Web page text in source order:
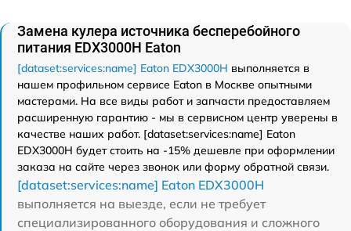
Замена кулера источника бесперебойного
питания EDX3000H Eaton
[dataset:services:name] Eaton EDX3000H выполняется в
нашем профильном сервисе Eaton в Москве опытными
мастерами. На все виды работ и запчасти предоставляем
расширенную гарантию - мы в сервисном центр уверены в
качестве наших работ. [dataset:services:name] Eaton
EDX3000H будет стоить на -15% дешевле при оформлении
заказа на сайте через звонок или форму обратной связи.
[dataset:services:name] Eaton EDX3000H
выполняется на выезде, если не требует
специализированного оборудования и сложного